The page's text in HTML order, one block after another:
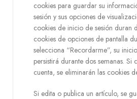
cookies para guardar su
sesión y sus opciones de
cookies de inicio de sesión duran
cookies de opciones de pantalla
selecciona “Recordarme”, su
persistirá durante dos semanas. Si
cuenta, se eliminarán las cookies
Si edita o publica un artículo, se